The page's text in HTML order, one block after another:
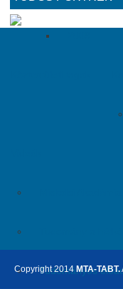
Miskolci
Tudomány a
Tudományos
Copyright 2014 MTA-TABT.